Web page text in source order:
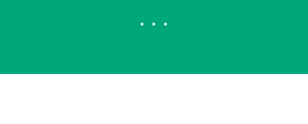
. . .